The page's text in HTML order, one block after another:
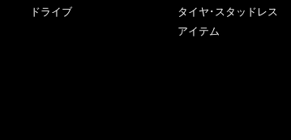
ドライブ
タイヤ･スタッドレス
アイテム